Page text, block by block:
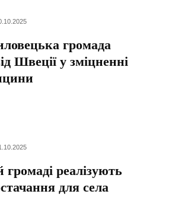
громада
Швеції у зміцненні
реалізують
для села